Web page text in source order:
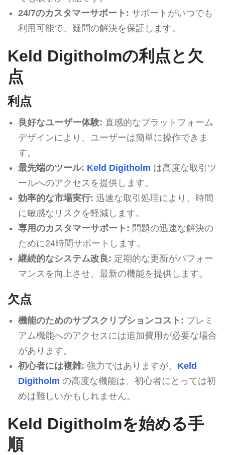
24/7のカスタマーサポート: サポートがいつでも
利用可能で、疑問の解決を保証します。
Keld Digitholmの利点と欠
点
利点
良好なユーザー体験: 直感的なプラットフォーム
デザインにより、ユーザーは簡単に操作できま
す。
最先端のツール: Keld Digitholm は高度な取引ツ
ールへのアクセスを提供します。
効率的な市場実行: 迅速な取引処理により、時間
に敏感なリスクを軽減します。
専用のカスタマーサポート: 問題の迅速な解決の
ために24時間サポートします。
継続的なシステム改良: 定期的な更新がパフォー
マンスを向上させ、最新の機能を提供します。
欠点
機能のためのサブスクリプションコスト: プレミ
アム機能へのアクセスには追加費用が必要な場合
があります。
初心者には複雑: 強力ではありますが、 Keld
Digitholm の高度な機能は、初心者にとっては初
めは難しいかもしれません。
Keld Digitholmを始める手
順